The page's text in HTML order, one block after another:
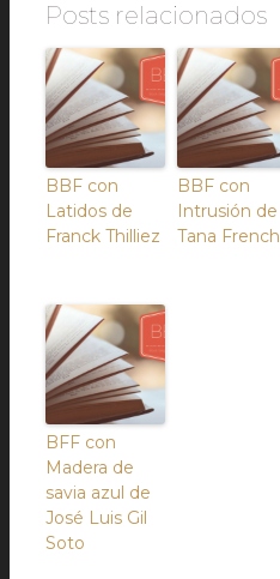
Posts relacionados
BBF con
Latidos de
Franck Thilliez
BBF con
Intrusión de
Tana French
BFF con
Madera de
savia azul de
José Luis Gil
Soto